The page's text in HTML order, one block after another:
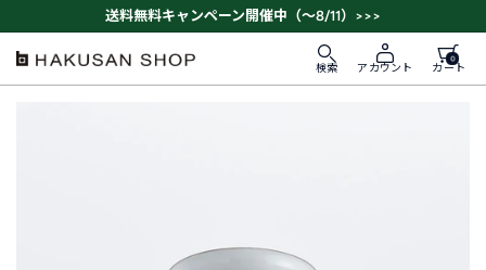
キ
プ
送料無料キャンペーン開催中（～8/11）>>>
HAKUSAN
SHOP
検索 アカウント
0
カート